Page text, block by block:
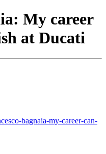
My career
at Ducati
bagnaia-my-career-can-